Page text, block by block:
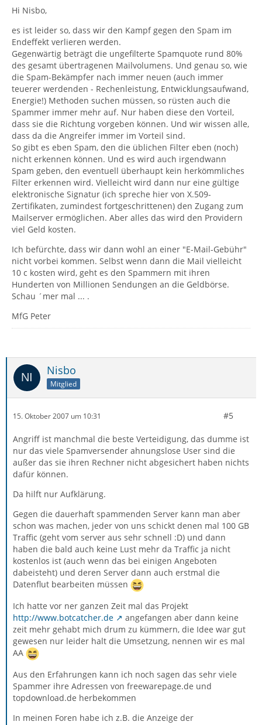
Hi Nisbo,
es ist leider so, dass wir den Kampf gegen den Spam im
Endeffekt verlieren werden.
Gegenwärtig beträgt die ungefilterte Spamquote rund 80%
des gesamt übertragenen Mailvolumens. Und genau so, wie
die Spam-Bekämpfer nach immer neuen (auch immer
teuerer werdenden - Rechenleistung, Entwicklungsaufwand,
Energie!) Methoden suchen müssen, so rüsten auch die
Spammer immer mehr auf. Nur haben diese den Vorteil,
dass sie die Richtung vorgeben können. Und wir wissen alle,
dass da die Angreifer immer im Vorteil sind.
So gibt es eben Spam, den die üblichen Filter eben (noch)
nicht erkennen können. Und es wird auch irgendwann
Spam geben, den eventuell überhaupt kein herkömmliches
Filter erkennen wird. Vielleicht wird dann nur eine gültige
elektronische Signatur (ich spreche hier von X.509-
Zertifikaten, zumindest fortgeschrittenen) den Zugang zum
Mailserver ermöglichen. Aber alles das wird den Providern
viel Geld kosten.
Ich befürchte, dass wir dann wohl an einer "E-Mail-Gebühr"
nicht vorbei kommen. Selbst wenn dann die Mail vielleicht
10 c kosten wird, geht es den Spammern mit ihren
Hunderten von Millionen Sendungen an die Geldbörse.
Schau ´mer mal ... .
MfG Peter
Nisbo
Mitglied
15. Oktober 2007 um 10:31 #5
Angriff ist manchmal die beste Verteidigung, das dumme ist
nur das viele Spamversender ahnungslose User sind die
außer das sie ihren Rechner nicht abgesichert haben nichts
dafür können.
Da hilft nur Aufklärung.
Gegen die dauerhaft spammenden Server kann man aber
schon was machen, jeder von uns schickt denen mal 100 GB
Traffic (geht vom server aus sehr schnell :D) und dann
haben die bald auch keine Lust mehr da Traffic ja nicht
kostenlos ist (auch wenn das bei einigen Angeboten
dabeisteht) und deren Server dann auch erstmal die
Datenflut bearbeiten müssen
Ich hatte vor ner ganzen Zeit mal das Projekt
http://www.botcatcher.de
angefangen aber dann keine
zeit mehr gehabt mich drum zu kümmern, die Idee war gut
gewesen nur leider halt die Umsetzung, nennen wir es mal
AA
Aus den Erfahrungen kann ich noch sagen das sehr viele
Spammer ihre Adressen von freewarepage.de und
topdownload.de herbekommen
In meinen Foren habe ich z.B. die Anzeige der